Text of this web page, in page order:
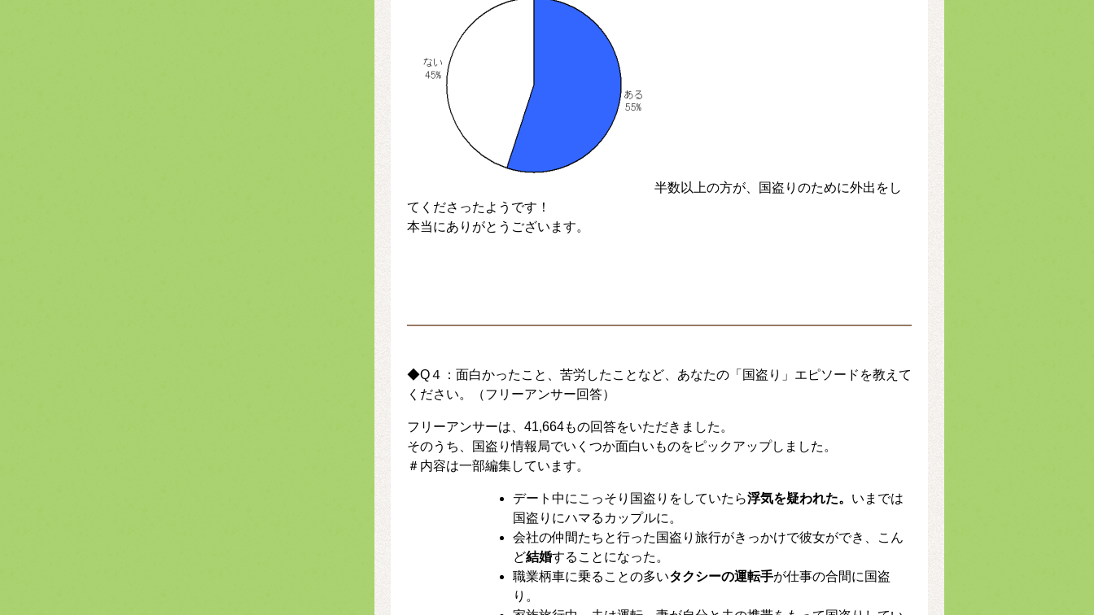
半数以上の方が、国盗りのために外出をし
てくださったようです！
本当にありがとうございます。
◆Q４：面白かったこと、苦労したことなど、あなたの「国盗り」エピソードを教えて
ください。（フリーアンサー回答）
フリーアンサーは、41,664もの回答をいただきました。
そのうち、国盗り情報局でいくつか面白いものをピックアップしました。
＃内容は一部編集しています。
デート中にこっそり国盗りをしていたら浮気を疑われた。 いまでは
国盗りにハマるカップルに。
会社の仲間たちと行った国盗り旅行がきっかけで彼女ができ、こん
ど結婚することになった。
職業柄車に乗ることの多いタクシーの運転手が仕事の合間に国盗
り。